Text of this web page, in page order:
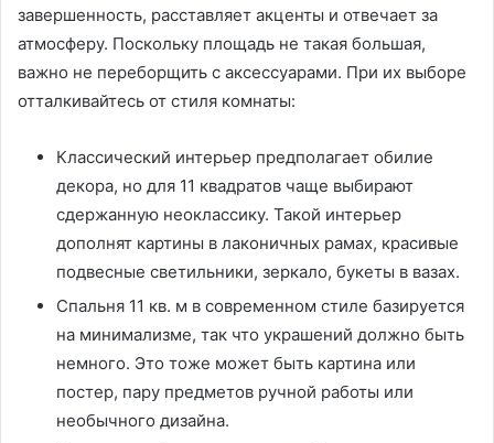
завершенность, расставляет акценты и отвечает за
атмосферу. Поскольку площадь не такая большая,
важно не переборщить с аксессуарами. При их выборе
отталкивайтесь от стиля комнаты:
Классический интерьер предполагает обилие
декора, но для 11 квадратов чаще выбирают
сдержанную неоклассику. Такой интерьер
дополнят картины в лаконичных рамах, красивые
подвесные светильники, зеркало, букеты в вазах.
Спальня 11 кв. м в современном стиле базируется
на минимализме, так что украшений должно быть
немного. Это тоже может быть картина или
постер, пару предметов ручной работы или
необычного дизайна.